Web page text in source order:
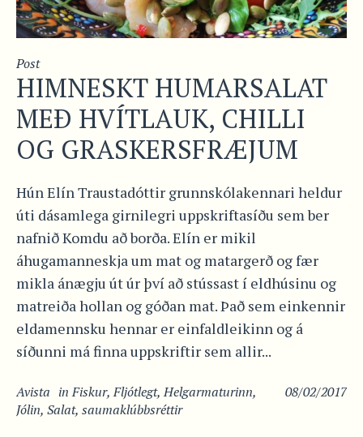
Post
HIMNESKT HUMARSALAT
MEÐ HVÍTLAUK, CHILLI
OG GRASKERSFRÆJUM
Hún Elín Traustadóttir grunnskólakennari heldur
úti dásamlega girnilegri uppskriftasíðu sem ber
nafnið Komdu að borða. Elín er mikil
áhugamanneskja um mat og matargerð og fær
mikla ánægju út úr því að stússast í eldhúsinu og
matreiða hollan og góðan mat. Það sem einkennir
eldamennsku hennar er einfaldleikinn og á
síðunni má finna uppskriftir sem allir...
08/02/2017
Avista inFiskur,Fljótlegt,Helgarmaturinn,
Jólin, Salat, saumaklúbbsréttir